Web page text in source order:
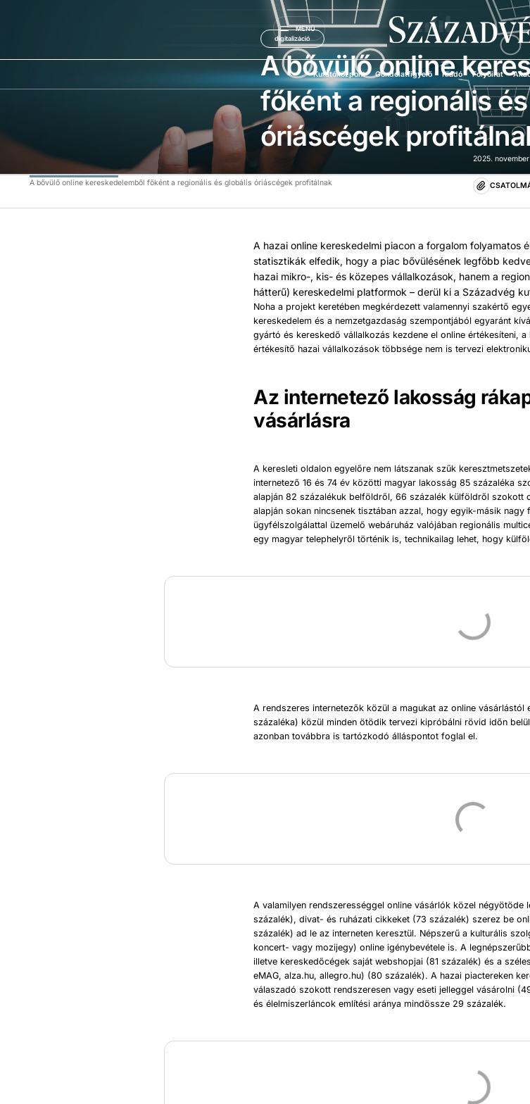
MENÜ
Kutatóközpont Gondolatfigyelő Kiadó Folyóirat
digitalizáció
A bővülő online
főként a regionális
óriáscégek
2025. november
A bővülő online kereskedelemből főként a regionális és globális óriáscégek profitálnak
A hazai online kereskedelmi piacon a forgalom folyamatos
statisztikák elfedik, hogy a piac bővülésének legfőbb
hazai mikro-, kis- és közepes vállalkozások, hanem a
hátterű) kereskedelmi platformok – derül ki a Századvég
Noha a projekt keretében megkérdezett valamennyi szakértő
kereskedelem és a nemzetgazdaság szempontjából egyaránt
gyártó és kereskedő vállalkozás kezdene el online értékesíteni, a
értékesítő hazai vállalkozások többsége nem is tervezi
Az internetező lakosság
vásárlásra
A keresleti oldalon egyelőre nem látszanak szűk
internetező 16 és 74 év közötti magyar lakosság 85 százaléka
alapján 82 százalékuk belföldről, 66 százalék külföldről szokott
alapján sokan nincsenek tisztában azzal, hogy egyik-másik
ügyfélszolgálattal üzemelő webáruház valójában regionális
egy magyar telephelyről történik is, technikailag lehet, hogy
A rendszeres internetezők közül a magukat az online vásárlástól
százaléka) közül minden ötödik tervezi kipróbálni rövid időn
azonban továbbra is tartózkodó álláspontot foglal el.
A valamilyen rendszerességgel online vásárlók közel négyötöde
százalék), divat- és ruházati cikkeket (73 százalék) szerez be
százalék) ad le az interneten keresztül. Népszerű a kulturális
koncert- vagy mozijegy) online igénybevétele is. A
illetve kereskedőcégek saját webshopjai (81 százalék) és a
eMAG, alza.hu, allegro.hu) (80 százalék). A hazai piactereken
válaszadó szokott rendszeresen vagy eseti jelleggel vásárolni
és élelmiszerláncok említési aránya mindössze 29 százalék.